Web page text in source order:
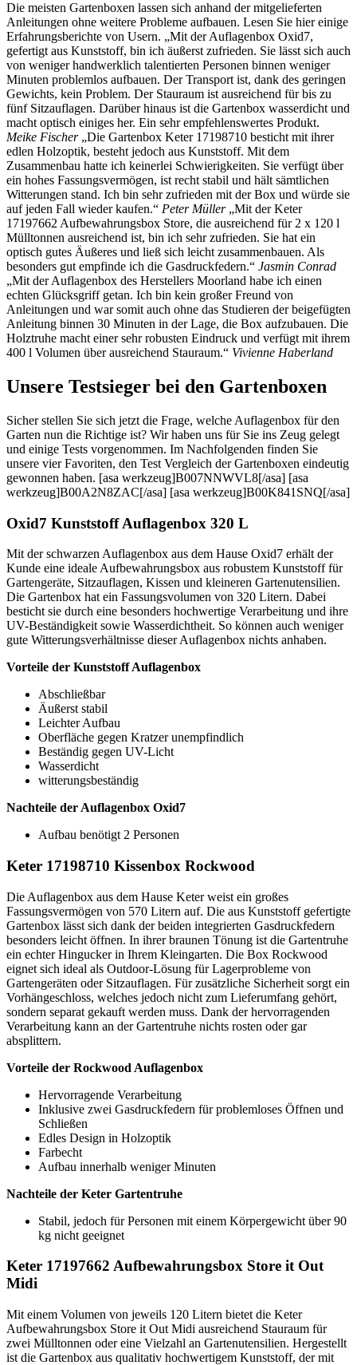
Die meisten Gartenboxen lassen sich anhand der mitgelieferten
Anleitungen ohne weitere Probleme aufbauen. Lesen Sie hier einige
Erfahrungsberichte von Usern. „Mit der Auflagenbox Oxid7,
gefertigt aus Kunststoff, bin ich äußerst zufrieden. Sie lässt sich auch
von weniger handwerklich talentierten Personen binnen weniger
Minuten problemlos aufbauen. Der Transport ist, dank des geringen
Gewichts, kein Problem. Der Stauraum ist ausreichend für bis zu
fünf Sitzauflagen. Darüber hinaus ist die Gartenbox wasserdicht und
macht optisch einiges her. Ein sehr empfehlenswertes Produkt.
Meike Fischer„Die Gartenbox Keter 17198710 besticht mit ihrer
edlen Holzoptik, besteht jedoch aus Kunststoff. Mit dem
Zusammenbau hatte ich keinerlei Schwierigkeiten. Sie verfügt über
ein hohes Fassungsvermögen, ist recht stabil und hält sämtlichen
Witterungen stand. Ich bin sehr zufrieden mit der Box und würde sie
auf jeden Fall wieder kaufen.“ Peter Müller„Mit der Keter
17197662 Aufbewahrungsbox Store, die ausreichend für 2 x 120 l
Mülltonnen ausreichend ist, bin ich sehr zufrieden. Sie hat ein
optisch gutes Äußeres und ließ sich leicht zusammenbauen. Als
besonders gut empfinde ich die Gasdruckfedern.“ Jasmin Conrad
„Mit der Auflagenbox des Herstellers Moorland habe ich einen
echten Glücksgriff getan. Ich bin kein großer Freund von
Anleitungen und war somit auch ohne das Studieren der beigefügten
Anleitung binnen 30 Minuten in der Lage, die Box aufzubauen. Die
Holztruhe macht einer sehr robusten Eindruck und verfügt mit ihrem
400 l Volumen über ausreichend Stauraum.“ Vivienne Haberland
Unsere Testsieger bei den Gartenboxen
Sicher stellen Sie sich jetzt die Frage, welche Auflagenbox für den
Garten nun die Richtige ist? Wir haben uns für Sie ins Zeug gelegt
und einige Tests vorgenommen. Im Nachfolgenden finden Sie
unsere vier Favoriten, den Test Vergleich der Gartenboxen eindeutig
gewonnen haben. [asa werkzeug]B007NNWVL8[/asa] [asa
werkzeug]B00A2N8ZAC[/asa] [asa werkzeug]B00K841SNQ[/asa]
Oxid7 Kunststoff Auflagenbox 320 L
Mit der schwarzen Auflagenbox aus dem Hause Oxid7 erhält der
Kunde eine ideale Aufbewahrungsbox aus robustem Kunststoff für
Gartengeräte, Sitzauflagen, Kissen und kleineren Gartenutensilien.
Die Gartenbox hat ein Fassungsvolumen von 320 Litern. Dabei
besticht sie durch eine besonders hochwertige Verarbeitung und ihre
UV-Beständigkeit sowie Wasserdichtheit. So können auch weniger
gute Witterungsverhältnisse dieser Auflagenbox nichts anhaben.
Vorteile der Kunststoff Auflagenbox
Abschließbar
Äußerst stabil
Leichter Aufbau
Oberfläche gegen Kratzer unempfindlich
Beständig gegen UV-Licht
Wasserdicht
witterungsbeständig
Nachteile der Auflagenbox Oxid7
Aufbau benötigt 2 Personen
Keter 17198710 Kissenbox Rockwood
Die Auflagenbox aus dem Hause Keter weist ein großes
Fassungsvermögen von 570 Litern auf. Die aus Kunststoff gefertigte
Gartenbox lässt sich dank der beiden integrierten Gasdruckfedern
besonders leicht öffnen. In ihrer braunen Tönung ist die Gartentruhe
ein echter Hingucker in Ihrem Kleingarten. Die Box Rockwood
eignet sich ideal als Outdoor-Lösung für Lagerprobleme von
Gartengeräten oder Sitzauflagen. Für zusätzliche Sicherheit sorgt ein
Vorhängeschloss, welches jedoch nicht zum Lieferumfang gehört,
sondern separat gekauft werden muss. Dank der hervorragenden
Verarbeitung kann an der Gartentruhe nichts rosten oder gar
absplittern.
Vorteile der Rockwood Auflagenbox
Hervorragende Verarbeitung
Inklusive zwei Gasdruckfedern für problemloses Öffnen und
Schließen
Edles Design in Holzoptik
Farbecht
Aufbau innerhalb weniger Minuten
Nachteile der Keter Gartentruhe
Stabil, jedoch für Personen mit einem Körpergewicht über 90
kg nicht geeignet
Keter 17197662 Aufbewahrungsbox Store it Out
Midi
Mit einem Volumen von jeweils 120 Litern bietet die Keter
Aufbewahrungsbox Store it Out Midi ausreichend Stauraum für
zwei Mülltonnen oder eine Vielzahl an Gartenutensilien. Hergestellt
ist die Gartenbox aus qualitativ hochwertigem Kunststoff, der mit